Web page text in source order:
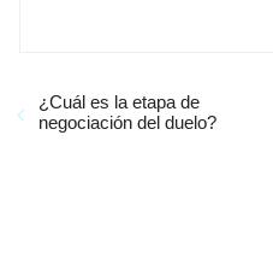
¿Cuál es la etapa de
negociación del duelo?